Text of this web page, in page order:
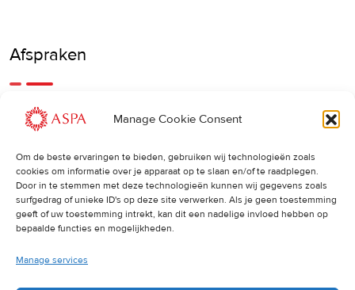
Manage Cookie Consent
Om de beste ervaringen te bieden, gebruiken wij technologieën zoals
cookies om informatie over je apparaat op te slaan en/of te raadplegen.
Door in te stemmen met deze technologieën kunnen wij gegevens zoals
surfgedrag of unieke ID's op deze site verwerken. Als je geen toestemming
geeft of uw toestemming intrekt, kan dit een nadelige invloed hebben op
bepaalde functies en mogelijkheden.
Manage services
Afspraken
Een eerdere of latere afspraak is ook mogelijk, bel ons
Cancellations:
Indien u een afspraak wilt wijzigen of annuleren, vragen wij
u dit 24 uur van tevoren door te geven. Anders worden de